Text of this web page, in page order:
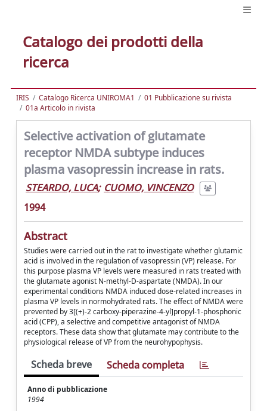
Catalogo dei prodotti della
ricerca
IRIS Catalogo Ricerca UNIROMA1
01 Pubblicazione su rivista
01a Articolo in rivista
Selective activation of glutamate
receptor NMDA subtype induces
plasma vasopressin increase in rats.
STEARDO, LUCA; CUOMO, VINCENZO
1994
Abstract
Studies were carried out in the rat to investigate whether glutamic
acid is involved in the regulation of vasopressin (VP) release. For
this purpose plasma VP levels were measured in rats treated with
the glutamate agonist N-methyl-D-aspartate (NMDA). In our
experimental conditions NMDA induced dose-related increases in
plasma VP levels in normohydrated rats. The effect of NMDA were
prevented by 3[(+)-2 carboxy-piperazine-4-yl]propyl-1-phosphonic
acid (CPP), a selective and competitive antagonist of NMDA
receptors. These data show that glutamate may contribute to the
physiological release of VP from the neurohypophysis.
Scheda breve Scheda completa
Anno di pubblicazione
1994